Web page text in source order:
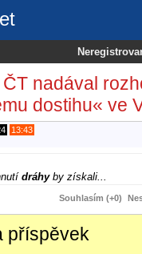
nadával
dostihu« ve
13:43
dráhyby získali...
Souhlasím (+0)
příspěvek